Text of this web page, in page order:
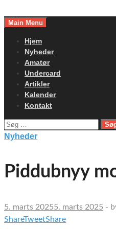
toMain Menu
Hjem
Nyheder
Amatør
Undercard
Artikler
Kalender
Kontakt
Søg
efter:
Nyheder
Piddubnyy
5. marts 20255. marts 2025 -
ShareTweetShare